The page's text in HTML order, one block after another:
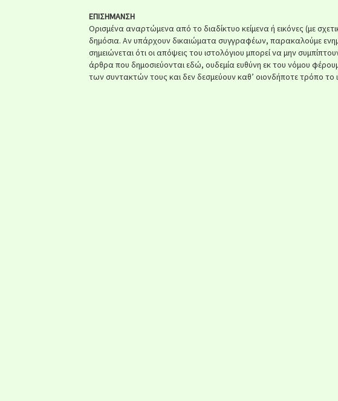
ΕΠΙΣΗΜΑΝΣΗ
Ορισμένα αναρτώμενα από το διαδίκτυο κείμενα ή εικόνες (με
δημόσια. Αν υπάρχουν δικαιώματα συγγραφέων, παρακαλούμε
σημειώνεται ότι οι απόψεις του ιστολόγιου μπορεί να μην
άρθρα που δημοσιεύονται εδώ, ουδεμία ευθύνη εκ του νόμου
των συντακτών τους και δεν δεσμεύουν καθ’ οιονδήποτε τρόπο το